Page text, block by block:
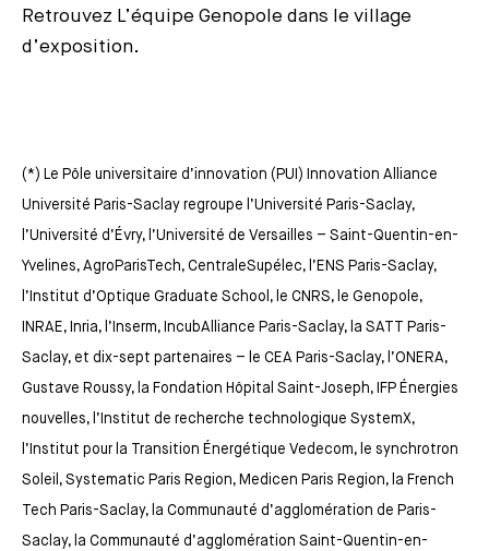
Retrouvez L’équipe Genopole dans le village
d’exposition.
(*) Le Pôle universitaire d’innovation (PUI) Innovation Alliance
Université Paris-Saclay regroupe l’Université Paris-Saclay,
l’Université d’Évry, l’Université de Versailles – Saint-Quentin-en-
Yvelines, AgroParisTech, CentraleSupélec, l’ENS Paris-Saclay,
l’Institut d’Optique Graduate School, le CNRS, le Genopole,
INRAE, Inria, l’Inserm, IncubAlliance Paris-Saclay, la SATT Paris-
Saclay, et dix-sept partenaires – le CEA Paris-Saclay, l’ONERA,
Gustave Roussy, la Fondation Hôpital Saint-Joseph, IFP Énergies
nouvelles, l’Institut de recherche technologique SystemX,
l’Institut pour la Transition Énergétique Vedecom, le synchrotron
Soleil, Systematic Paris Region, Medicen Paris Region, la French
Tech Paris-Saclay, la Communauté d’agglomération de Paris-
Saclay, la Communauté d’agglomération Saint-Quentin-en-